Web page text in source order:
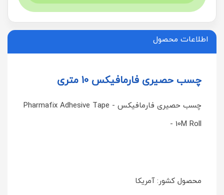
اطلاعات محصول
چسب حصیری فارمافیکس 10 متری
چسب حصیری فارمافیکس - Pharmafix Adhesive Tape
- 10M Roll
محصول کشور: آمریکا